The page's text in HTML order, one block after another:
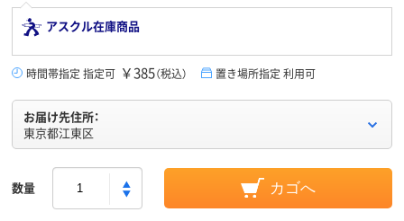
アスクル在庫商品
時間帯指定 指定可 ￥385（税込） 置き場所指定 利用可
お届け先住所：
東京都江東区
数量 カゴへ